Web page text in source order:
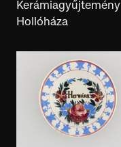
Készítés helye
Használat helye
használat helye
Gyűjtés helye
gyűjtés helye
Kerámiagyűjtemény
Hollóháza